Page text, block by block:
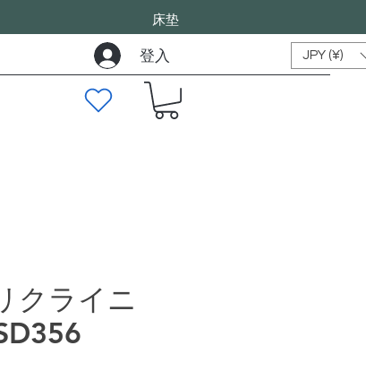
床垫
登入 JPY (¥)
クライニ